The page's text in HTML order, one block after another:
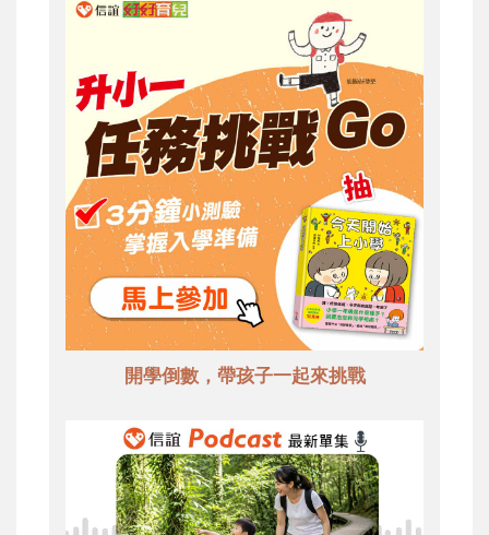
開學倒數，帶孩子一起來挑戰